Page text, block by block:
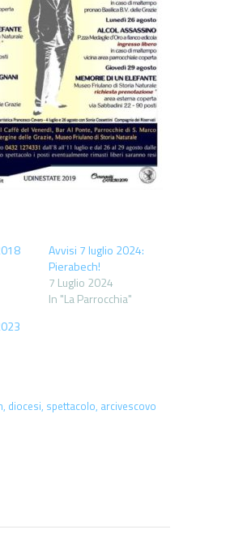
Avvisi 7 luglio 2024:
Pierabech!
7 Luglio 2024
In "La Parrocchia"
, diocesi, spettacolo, arcivescovo